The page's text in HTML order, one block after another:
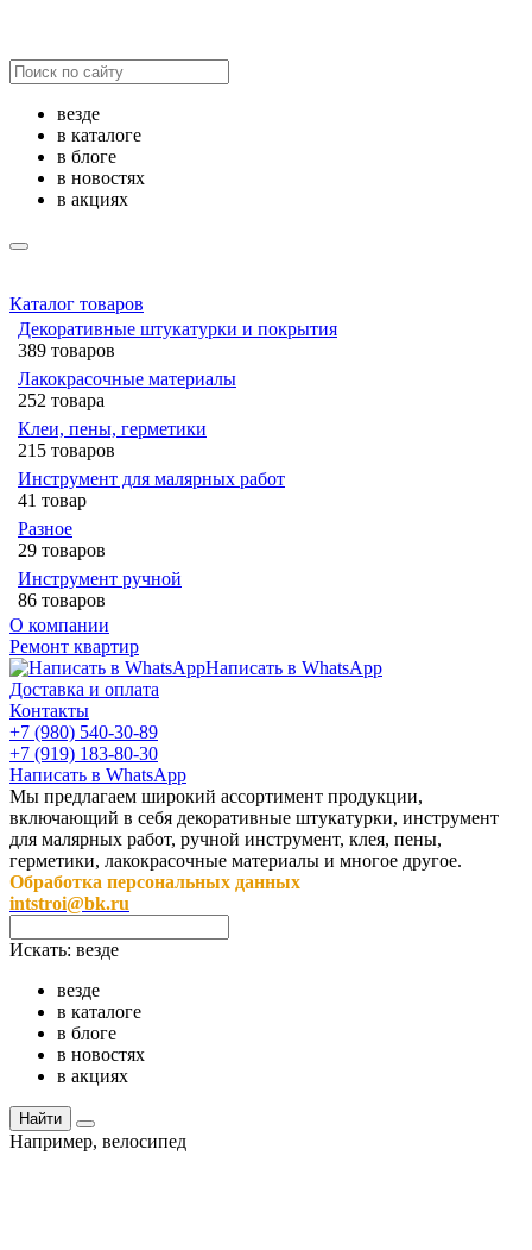
везде
в каталоге
в блоге
в новостях
в акциях
Каталог товаров
Декоративные штукатурки и покрытия
389 товаров
Лакокрасочные материалы
252 товара
Клеи, пены, герметики
215 товаров
Инструмент для малярных работ
41 товар
Разное
29 товаров
Инструмент ручной
86 товаров
О компании
Ремонт квартир
Написать в WhatsApp
Доставка и оплата
Контакты
+7 (980) 540-30-89
+7 (919) 183-80-30
Написать в WhatsApp
Мы предлагаем широкий ассортимент продукции,
включающий в себя декоративные штукатурки, инструмент
для малярных работ, ручной инструмент, клея, пены,
герметики, лакокрасочные материалы и многое другое.
Обработка персональных данных
intstroi@bk.ru
Искать: везде
везде
в каталоге
в блоге
в новостях
в акциях
Найти
Например, велосипед